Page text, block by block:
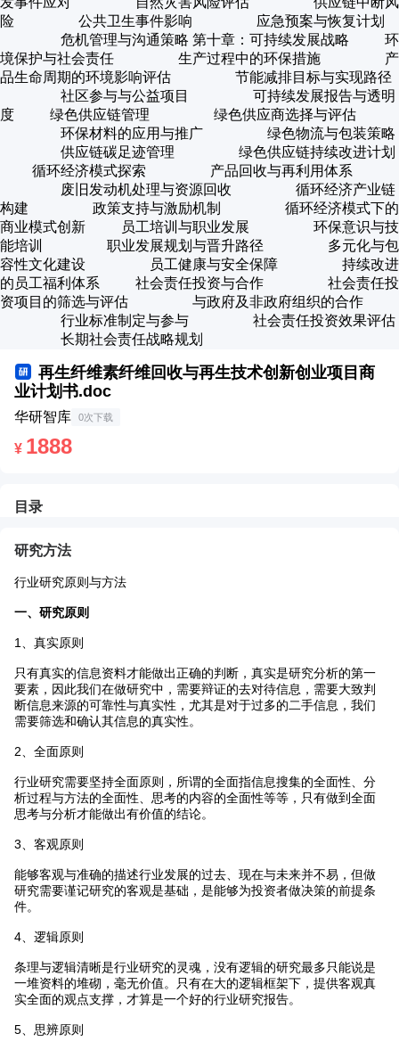
险 公共卫生事件影响 应急预案与恢复计划
危机管理与沟通策略 第十章：可持续发展战略 环
境保护与社会责任 生产过程中的环保措施 产
品生命周期的环境影响评估 节能减排目标与实现路径
社区参与与公益项目 可持续发展报告与透明
度 绿色供应链管理 绿色供应商选择与评估
环保材料的应用与推广 绿色物流与包装策略
供应链碳足迹管理 绿色供应链持续改进计划
循环经济模式探索 产品回收与再利用体系
废旧发动机处理与资源回收 循环经济产业链
构建 政策支持与激励机制 循环经济模式下的
商业模式创新 员工培训与职业发展 环保意识与技
能培训 职业发展规划与晋升路径 多元化与包
容性文化建设 员工健康与安全保障 持续改进
的员工福利体系 社会责任投资与合作 社会责任投
资项目的筛选与评估 与政府及非政府组织的合作
行业标准制定与参与 社会责任投资效果评估
长期社会责任战略规划
业计划书.doc
华研智库 0次下载
¥ 1888
目录
Toggle
Sidebar
返
回
研究方法
行业研究原则与方法
一、研究原则
1、真实原则
只有真实的信息资料才能做出正确的判断，真实是研究分析的第一
要素，因此我们在做研究中，需要辩证的去对待信息，需要大致判
断信息来源的可靠性与真实性，尤其是对于过多的二手信息，我们
需要筛选和确认其信息的真实性。
2、全面原则
行业研究需要坚持全面原则，所谓的全面指信息搜集的全面性、分
析过程与方法的全面性、思考的内容的全面性等等，只有做到全面
思考与分析才能做出有价值的结论。
3、客观原则
能够客观与准确的描述行业发展的过去、现在与未来并不易，但做
研究需要谨记研究的客观是基础，是能够为投资者做决策的前提条
件。
4、逻辑原则
条理与逻辑清晰是行业研究的灵魂，没有逻辑的研究最多只能说是
一堆资料的堆砌，毫无价值。只有在大的逻辑框架下，提供客观真
实全面的观点支撑，才算是一个好的行业研究报告。
5、思辨原则